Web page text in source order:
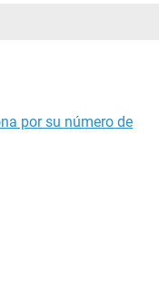
por su número de